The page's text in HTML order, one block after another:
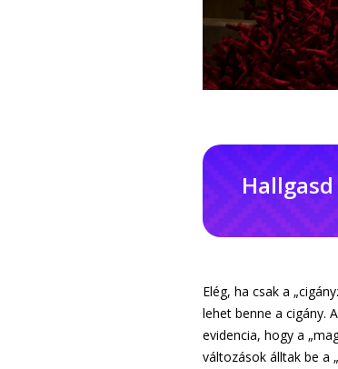
Elég, ha csak a
lehet benne a cigány.
evidencia, hogy a
változások álltak be a